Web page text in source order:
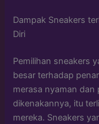
Dampak Sneakers
Diri
Pemilihan sneakers
besar terhadap
merasa nyaman dan
dikenakannya, itu
mereka. Sneakers